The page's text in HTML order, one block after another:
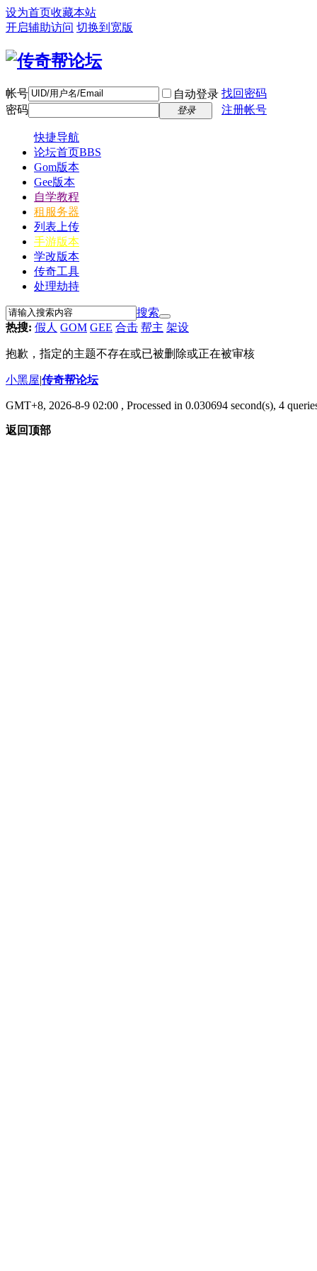
设为首页收藏本站
开启辅助访问 切换到宽版
帐号 自动登录 找回密码
密码
登录 注册帐号
快捷导航
论坛首页BBS
Gom版本
Gee版本
自学教程
租服务器
列表上传
手游版本
学改版本
传奇工具
处理劫持
搜索
热搜: 假人 GOM GEE 合击 帮主 架设
抱歉，指定的主题不存在或已被删除或正在被审核
小黑屋|传奇帮论坛
GMT+8, 2026-8-9 02:00 , Processed in 0.030694 second(s), 4
返回顶部